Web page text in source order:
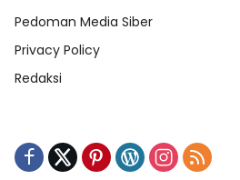
Pedoman Media Siber
Privacy Policy
Redaksi